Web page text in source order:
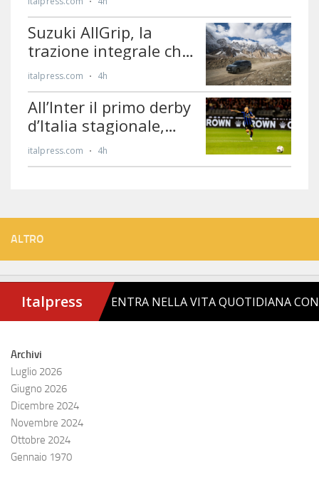
ALTRO
Archivi
Luglio 2026
Giugno 2026
Dicembre 2024
Novembre 2024
Ottobre 2024
Gennaio 1970